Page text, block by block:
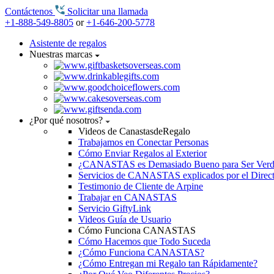
Contáctenos
Solicitar una llamada
+1-888-549-8805 or+1-646-200-5778
Asistente de regalos
Nuestras marcas
¿Por qué nosotros?
Videos de CanastasdeRegalo
Trabajamos en Conectar Personas
Cómo Enviar Regalos al Exterior
¿CANASTAS es Demasiado Bueno para Ser
Servicios de CANASTAS explicados por el
Testimonio de Cliente de Arpine
Trabajar en CANASTAS
Servicio GiftyLink
Videos Guía de Usuario
Cómo Funciona CANASTAS
Cómo Hacemos que Todo Suceda
¿Cómo Funciona CANASTAS?
¿Cómo Entregan mi Regalo tan Rápidamente?